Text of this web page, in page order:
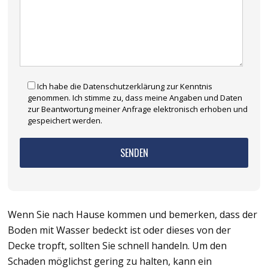
Ich habe die Datenschutzerklärung zur Kenntnis
genommen. Ich stimme zu, dass meine Angaben und Daten
zur Beantwortung meiner Anfrage elektronisch erhoben und
gespeichert werden.
Wenn Sie nach Hause kommen und bemerken, dass der
Boden mit Wasser bedeckt ist oder dieses von der
Decke tropft, sollten Sie schnell handeln. Um den
Schaden möglichst gering zu halten, kann ein